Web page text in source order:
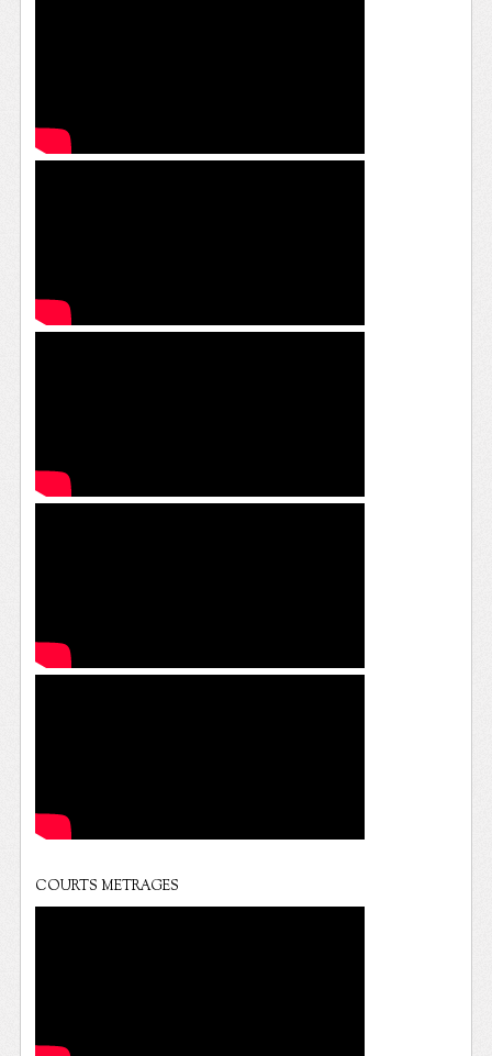
COURTS METRAGES